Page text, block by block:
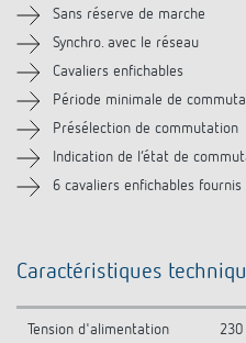
Accessoires
Sans réserve de marche
Synchro. avec le réseau
Cavaliers enfichables
Période minimale de
Présélection de commutation
Indication de l‘état de
6 cavaliers enfichables fournis
Caractéristiques
Tension d'alimentation 230